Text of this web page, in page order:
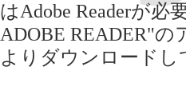
はAdobe Readerが
ADOBE READER"
よりダウンロードし